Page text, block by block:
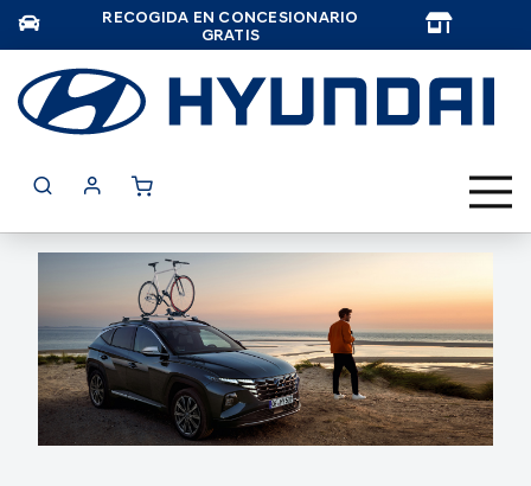
RECOGIDA EN CONCESIONARIO
GRATIS